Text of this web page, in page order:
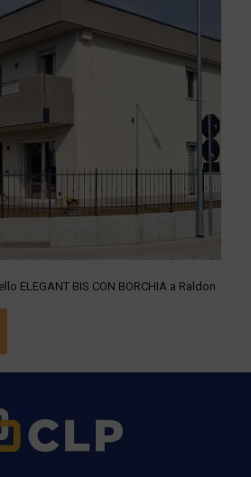
ELEGANT BIS CON BORCHIA a Raldon